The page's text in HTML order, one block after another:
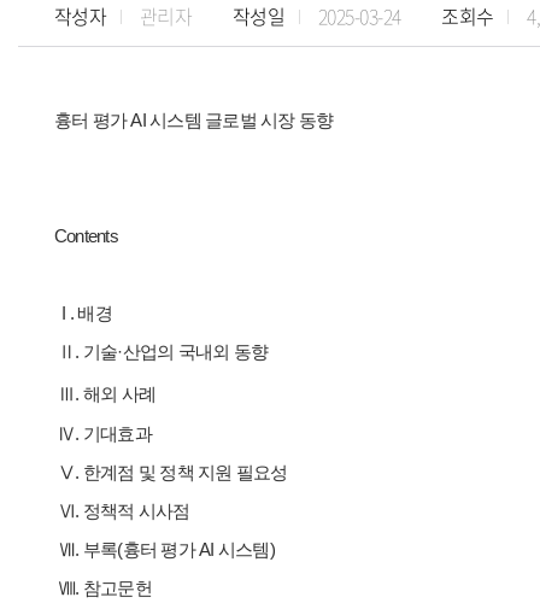
작성자 관리자 작성일 2025-03-24 조회수
흉터 평가 AI 시스템 글로벌 시장 동향
Contents
I . 배경
Ⅱ. 기술·산업의 국내외 동향
Ⅲ. 해외 사례
Ⅳ. 기대효과
Ⅴ. 한계점 및 정책 지원 필요성
Ⅵ. 정책적 시사점
Ⅶ. 부록(흉터 평가 AI 시스템)
Ⅷ. 참고문헌